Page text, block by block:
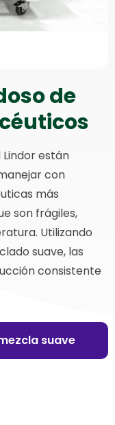
de
están
con
más
son frágiles,
Utilizando
suave, las
consistente
suave